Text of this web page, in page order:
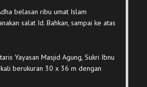
belasan ribu umat Islam
salat Id. Bahkan, sampai ke atas
Yayasan Masjid Agung, Sukri Ibnu
berukuran 30 x 36 m dengan